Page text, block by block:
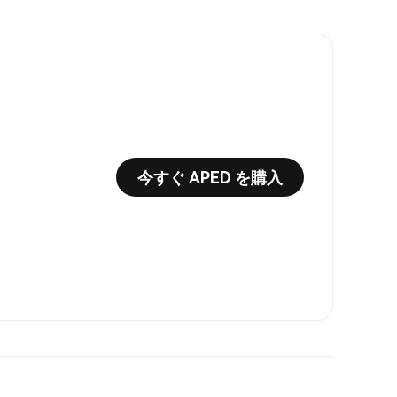
今すぐ APED を購入